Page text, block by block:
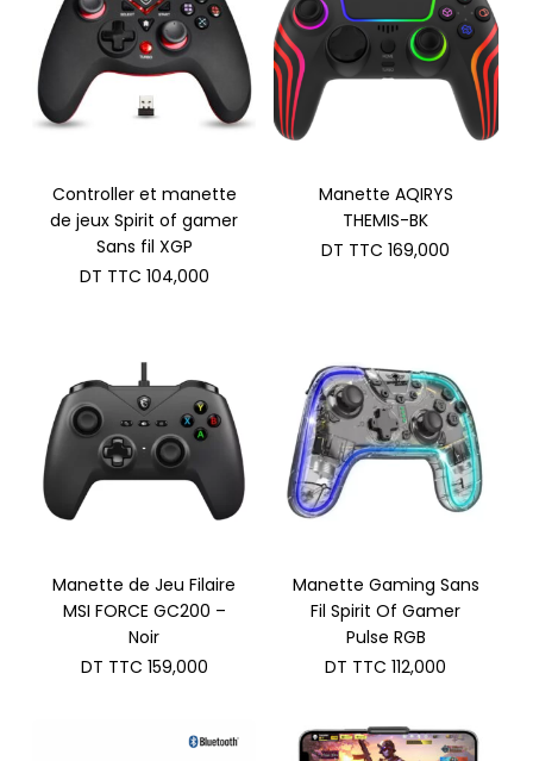
Controller et manette
de jeux Spirit of gamer
Sans fil XGP
DT TTC 104,000
Manette AQIRYS
THEMIS-BK
DT TTC 169,000
Manette de Jeu Filaire
MSI FORCE GC200 –
Noir
DT TTC 159,000
Manette Gaming Sans
Fil Spirit Of Gamer
Pulse RGB
DT TTC 112,000